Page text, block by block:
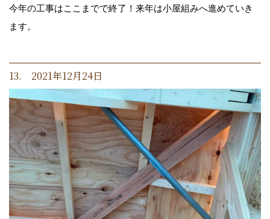
今年の工事はここまでで終了！来年は小屋組みへ進めていき
ます。
13. 2021年12月24日